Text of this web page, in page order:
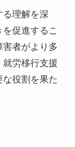
る理解を深
促進するこ
者がより多
就労移行支援
役割を果た